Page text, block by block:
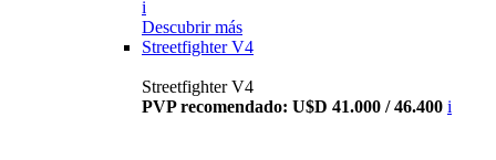
i
Descubrir más
Streetfighter V4
Streetfighter V4
PVP recomendado: U$D 41.000 / 46.400 i